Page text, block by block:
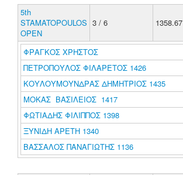
5th
STAMATOPOULOS
OPEN
3 / 6 1358.67
ΦΡΑΓΚΟΣ ΧΡΗΣΤΟΣ
ΠΕΤΡΟΠΟΥΛΟΣ ΦΙΛΑΡΕΤΟΣ 1426
ΚΟΥΛΟΥΜΟΥΝΔΡΑΣ ΔΗΜΗΤΡΙΟΣ 1435
ΜΟΚΑΣ ΒΑΣΙΛΕΙΟΣ 1417
ΦΩΤΙΑΔΗΣ ΦΙΛΙΠΠΟΣ 1398
ΞΥΝΙΔΗ ΑΡΕΤΗ 1340
ΒΑΣΣΑΛΟΣ ΠΑΝΑΓΙΩΤΗΣ 1136